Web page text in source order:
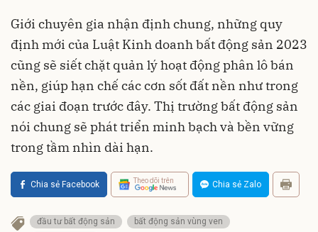
Giới chuyên gia nhận định chung, những quy
định mới của Luật Kinh doanh bất động sản 2023
cũng sẽ siết chặt quản lý hoạt động phân lô bán
nền, giúp hạn chế các cơn sốt đất nền như trong
các giai đoạn trước đây. Thị trường bất động sản
nói chung sẽ phát triển minh bạch và bền vững
trong tầm nhìn dài hạn.
Chia sẻ Facebook Theo dõi trên Chia sẻ Zalo
đầu tư bất động sản
bất động sản vùng ven